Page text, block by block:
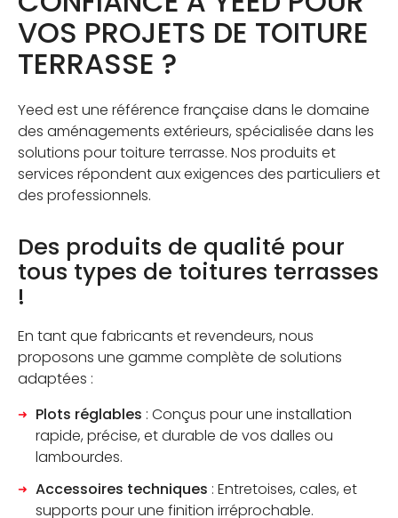
VOS PROJETS DE TOITURE
TERRASSE ?
Yeed est une référence française dans le domaine
des aménagements extérieurs, spécialisée dans les
solutions pour toiture terrasse. Nos produits et
services répondent aux exigences des particuliers et
des professionnels.
Des produits de qualité pour
tous types de toitures terrasses
!
En tant que fabricants et revendeurs, nous
proposons une gamme complète de solutions
adaptées :
Plots réglables : Conçus pour une installation
rapide, précise, et durable de vos dalles ou
lambourdes.
Accessoires techniques : Entretoises, cales, et
supports pour une finition irréprochable.